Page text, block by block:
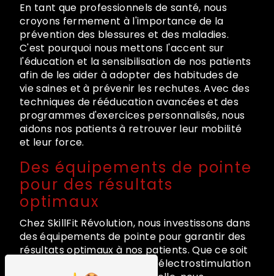
En tant que professionnels de santé, nous
croyons fermement à l'importance de la
prévention des blessures et des maladies.
C'est pourquoi nous mettons l'accent sur
l'éducation et la sensibilisation de nos patients
afin de les aider à adopter des habitudes de
vie saines et à prévenir les rechutes. Avec des
techniques de rééducation avancées et des
programmes d'exercices personnalisés, nous
aidons nos patients à retrouver leur mobilité
et leur force.
Des équipements de pointe
pour des résultats
optimaux
Chez SkillFit Révolution, nous investissons dans
des équipements de pointe pour garantir des
résultats optimaux à nos patients. Que ce soit
pour la thérapie manuelle, l'électrostimulation